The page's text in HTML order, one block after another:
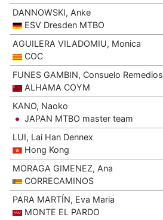
DANNOWSKI, Anke
ESV Dresden MTBO
AGUILERA VILADOMIU, Monica
COC
FUNES GAMBIN, Consuelo Remedios
ALHAMA COYM
KANO, Naoko
JAPAN MTBO master team
LUI, Lai Han Dennex
Hong Kong
MORAGA GIMENEZ, Ana
CORRECAMINOS
PARA MARTÍN, Eva Maria
MONTE EL PARDO